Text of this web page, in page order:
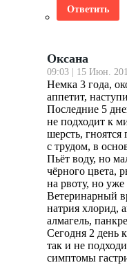
Ответить
Оксана
09:03 | 15 Июн.
Немка 3 года,
аппетит,
Последние 5
не подходит к
шерсть, гноятся
с трудом, в
Пьёт воду, но
чёрного цвета,
на рвоту, но уже
Ветеринарный
натрия хлорид,
алмагель,
Сегодня 2 день
так и не
симптомы